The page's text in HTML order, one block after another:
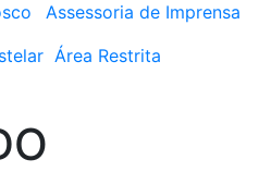
Assessoria de Imprensa
Área Restrita